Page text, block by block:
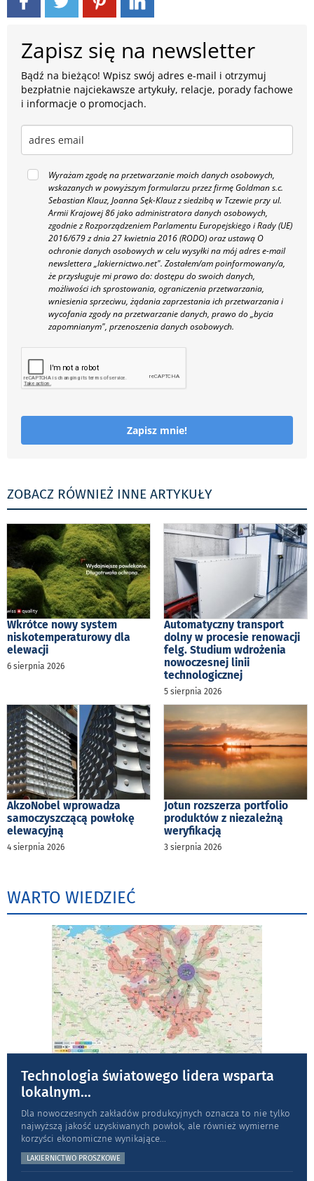
Zapisz się na newsletter
Bądź na bieżąco! Wpisz swój adres e-mail i otrzymuj
bezpłatnie najciekawsze artykuły, relacje, porady fachowe
i informacje o promocjach.
Wyrażam zgodę na przetwarzanie moich danych osobowych,
wskazanych w powyższym formularzu przez firmę Goldman s.c.
Sebastian Klauz, Joanna Sęk-Klauz z siedzibą w Tczewie przy ul.
Armii Krajowej 86 jako administratora danych osobowych,
zgodnie z Rozporządzeniem Parlamentu Europejskiego i Rady (UE)
2016/679 z dnia 27 kwietnia 2016 (RODO) oraz ustawą O
ochronie danych osobowych w celu wysyłki na mój adres e-mail
newslettera „lakiernictwo.net". Zostałem/am poinformowany/a,
że przysługuje mi prawo do: dostępu do swoich danych,
możliwości ich sprostowania, ograniczenia przetwarzania,
wniesienia sprzeciwu, żądania zaprzestania ich przetwarzania i
wycofania zgody na przetwarzanie danych, prawo do „bycia
zapomnianym", przenoszenia danych osobowych.
Zapisz mnie!
ZOBACZ RÓWNIEŻ INNE ARTYKUŁY
Wkrótce nowy system
niskotemperaturowy dla
elewacji
6 sierpnia 2026
Automatyczny transport
dolny w procesie renowacji
felg. Studium wdrożenia
nowoczesnej linii
technologicznej
5 sierpnia 2026
AkzoNobel wprowadza
samoczyszczącą powłokę
elewacyjną
4 sierpnia 2026
Jotun rozszerza portfolio
produktów z niezależną
weryfikacją
3 sierpnia 2026
WARTO WIEDZIEĆ
Technologia światowego lidera wsparta
lokalnym...
Dla nowoczesnych zakładów produkcyjnych oznacza to nie tylko
najwyższą jakość uzyskiwanych powłok, ale również wymierne
korzyści ekonomiczne wynikające
LAKIERNICTWO PROSZKOWE